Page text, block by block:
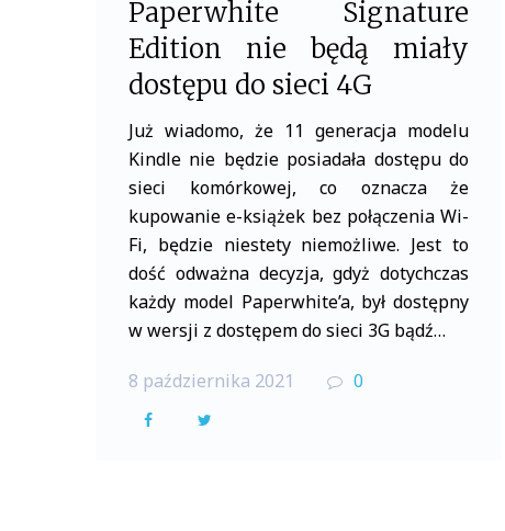
Paperwhite Signature
Edition nie będą miały
dostępu do sieci 4G
Już wiadomo, że 11 generacja modelu
Kindle nie będzie posiadała dostępu do
sieci komórkowej, co oznacza że
kupowanie e-książek bez połączenia Wi-
Fi, będzie niestety niemożliwe. Jest to
dość odważna decyzja, gdyż dotychczas
każdy model Paperwhite’a, był dostępny
w wersji z dostępem do sieci 3G bądź…
8 października 2021 0
F